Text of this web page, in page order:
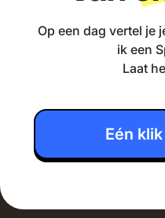
Op een dag vertel je
ik een
Laat
Eén